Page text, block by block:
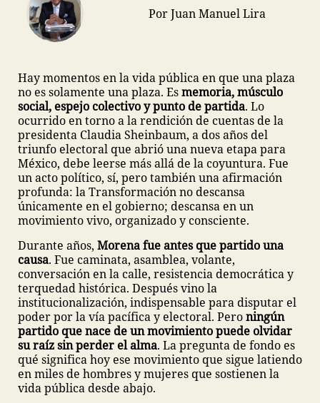
Por Juan Manuel Lira
Hay momentos en la vida pública en que una plaza
no es solamente una plaza. Esmemoria, músculo
social, espejo colectivo y punto de partida. Lo
ocurrido en torno a la rendición de cuentas de la
presidenta Claudia Sheinbaum, a dos años del
triunfo electoral que abrió una nueva etapa para
México, debe leerse más allá de la coyuntura. Fue
un acto político, sí, pero también una afirmación
profunda: la Transformación no descansa
únicamente en el gobierno; descansa en un
movimiento vivo, organizado y consciente.
Durante años, Morena fue antes que partido una
causa. Fue caminata, asamblea, volante,
conversación en la calle, resistencia democrática y
terquedad histórica. Después vino la
institucionalización, indispensable para disputar el
poder por la vía pacífica y electoral. Peroningún
partido que nace de un movimiento puede olvidar
su raíz sin perder el alma. La pregunta de fondo es
qué significa hoy ese movimiento que sigue latiendo
en miles de hombres y mujeres que sostienen la
vida pública desde abajo.